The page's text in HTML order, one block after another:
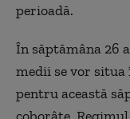
perioadă.
În săptămâna 26
medii se vor
pentru această